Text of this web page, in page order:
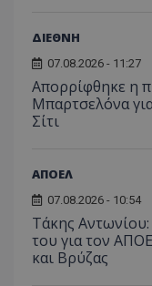
ΔΙΕΘΝΗ
07.08.2026 - 11:27
Απορρίφθηκε η
Μπαρτσελόνα
Σίτι
ΑΠΟΕΛ
07.08.2026 - 10:54
Τάκης
του για τον
και Βρύζας